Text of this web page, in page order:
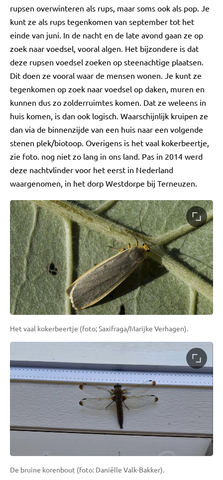
rupsen overwinteren als rups, maar soms ook als pop. Je
kunt ze als rups tegenkomen van september tot het
einde van juni. In de nacht en de late avond gaan ze op
zoek naar voedsel, vooral algen. Het bijzondere is dat
deze rupsen voedsel zoeken op steenachtige plaatsen.
Dit doen ze vooral waar de mensen wonen. Je kunt ze
tegenkomen op zoek naar voedsel op daken, muren en
kunnen dus zo zolderruimtes komen. Dat ze weleens in
huis komen, is dan ook logisch. Waarschijnlijk kruipen ze
dan via de binnenzijde van een huis naar een volgende
stenen plek/biotoop. Overigens is het vaal kokerbeertje,
zie foto. nog niet zo lang in ons land. Pas in 2014 werd
deze nachtvlinder voor het eerst in Nederland
waargenomen, in het dorp Westdorpe bij Terneuzen.
Het vaal kokerbeertje (foto; Saxifraga/Marijke Verhagen).
De bruine korenbout (foto: Daniëlle Valk-Bakker).